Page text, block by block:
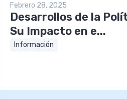
Febrero 28, 2025
Desarrollos de la
Su Impacto en e...
Información